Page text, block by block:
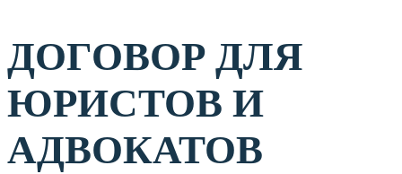
ДОГОВОР ДЛЯ
ЮРИСТОВ И
АДВОКАТОВ